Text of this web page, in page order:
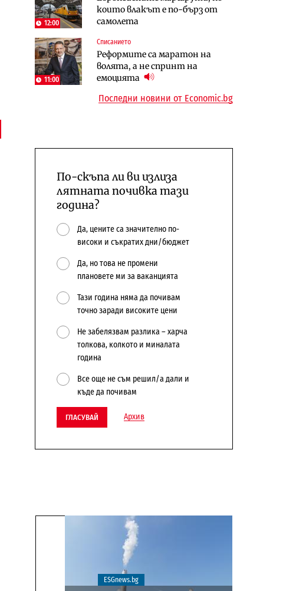
12:00
които влакът е по-бърз от
самолета
11:00
Списанието
Реформите са маратон на
волята, а не спринт на
емоцията
АЕЦ „Козлодуй“ ще работи
само още няколко седмици, ако
сушата продължи
предстои?
„Ендуросат“ ще строи огромен
космически и отбранителен
център в Доброславци
Последни новини от Economic.bg
По-скъпа ли ви излиза
лятната почивка тази
година?
Да, цените са значително по-
високи и съкратих дни/бюджет
Да, но това не промени
плановете ми за ваканцията
Тази година няма да почивам
точно заради високите цени
Не забелязвам разлика – харча
толкова, колкото и миналата
година
Все още не съм решил/а дали и
къде да почивам
ГЛАСУВАЙ Архив
ESGnews.bg